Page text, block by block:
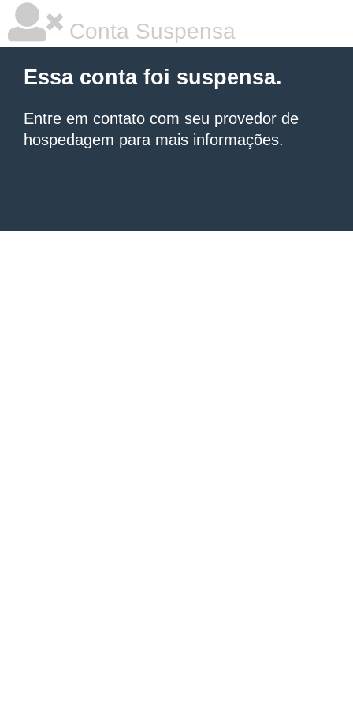
Conta Suspensa
Essa conta foi suspensa.
Entre em contato com seu provedor de
hospedagem para mais informações.